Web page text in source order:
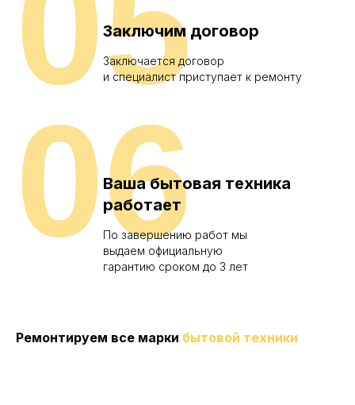
Заключим договор
Заключается договор
и специалист приступает к ремонту
Ваша бытовая техника
работает
По завершению работ мы
выдаем официальную
гарантию сроком до 3 лет
06
Ремонтируем все марки бытовой техники